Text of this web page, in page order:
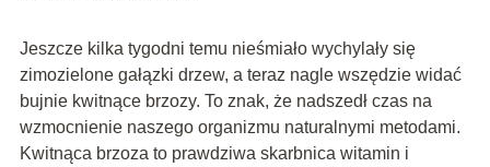
Jeszcze kilka tygodni temu nieśmiało wychylały się
zimozielone gałązki drzew, a teraz nagle wszędzie widać
bujnie kwitnące brzozy. To znak, że nadszedł czas na
wzmocnienie naszego organizmu naturalnymi metodami.
Kwitnąca brzoza to prawdziwa skarbnica witamin i